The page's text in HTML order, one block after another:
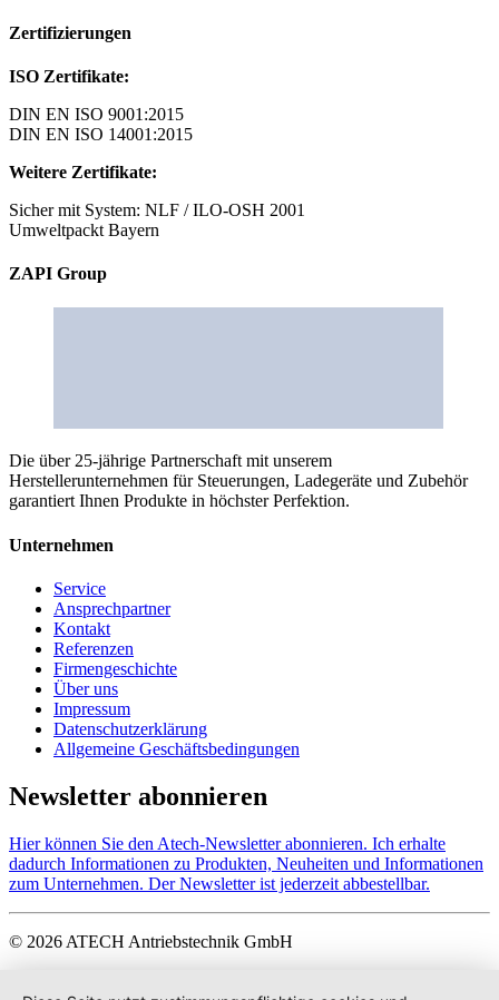
Zertifizierungen
ISO Zertifikate:
DIN EN ISO 9001:2015
DIN EN ISO 14001:2015
Weitere Zertifikate:
Sicher mit System: NLF / ILO-OSH 2001
Umweltpackt Bayern
ZAPI Group
Die über 25-jährige Partnerschaft mit unserem
Herstellerunternehmen für Steuerungen, Ladegeräte und Zubehör
garantiert Ihnen Produkte in höchster Perfektion.
Unternehmen
Service
Ansprechpartner
Kontakt
Referenzen
Firmengeschichte
Über uns
Impressum
Datenschutzerklärung
Allgemeine Geschäftsbedingungen
Newsletter abonnieren
Hier können Sie den Atech-Newsletter abonnieren. Ich erhalte
dadurch Informationen zu Produkten, Neuheiten und Informationen
zum Unternehmen. Der Newsletter ist jederzeit abbestellbar.
© 2026 ATECH Antriebstechnik GmbH